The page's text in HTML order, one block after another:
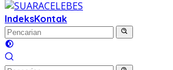
IndeksKontak